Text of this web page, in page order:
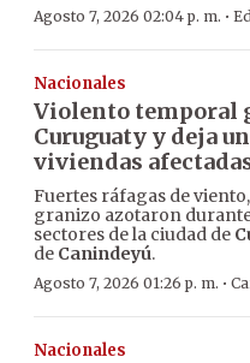
Agosto 7, 2026 02:04 p. m. ·
Nacionales
Violento temporal
Curuguaty y deja
viviendas
Fuertes ráfagas de
granizo azotaron
sectores de la ciudad de
de Canindeyú.
Agosto 7, 2026 01:26 p. m. ·
Nacionales